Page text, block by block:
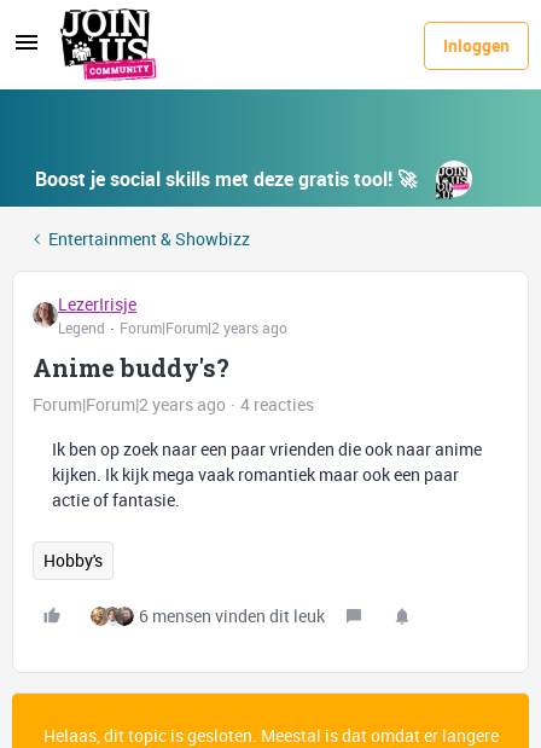
Inloggen
Boost je social skills met deze gratis tool! 🚀
Entertainment & Showbizz
LezerIrisje
Legend Forum|Forum|2 years ago
Anime buddy's?
Forum|Forum|2 years ago
4 reacties
Ik ben op zoek naar een paar vrienden die ook naar anime
kijken. Ik kijk mega vaak romantiek maar ook een paar
actie of fantasie.
Hobby's
6 mensen vinden dit leuk
Helaas, dit topic is gesloten. Meestal is dat omdat er langere